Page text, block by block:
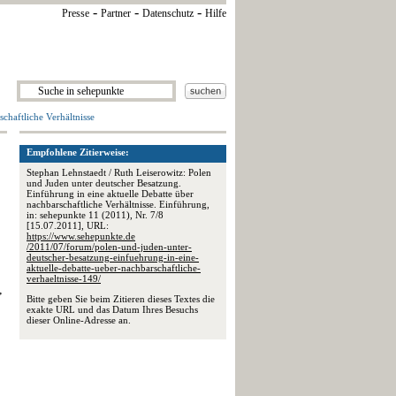
Presse - Partner - Datenschutz - Hilfe
Verhältnisse
Empfohlene Zitierweise:
Stephan Lehnstaedt / Ruth Leiserowitz: Polen
und Juden unter deutscher Besatzung.
Einführung in eine aktuelle Debatte über
nachbarschaftliche Verhältnisse. Einführung,
in: sehepunkte 11 (2011), Nr. 7/8
[15.07.2011], URL:
https://www.sehepunkte.de
/2011/07/forum/polen-und-juden-unter-
deutscher-besatzung-einfuehrung-in-eine-
aktuelle-debatte-ueber-nachbarschaftliche-
verhaeltnisse-149/
Bitte geben Sie beim Zitieren dieses Textes die
exakte URL und das Datum Ihres Besuchs
dieser Online-Adresse an.